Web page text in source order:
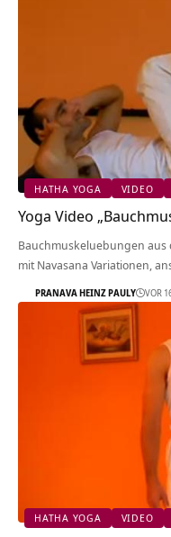
HATHA YOGA VIDEO
Yoga Video
Bauchmuskeluebungen aus
mit Navasana Variationen,
PRANAVA HEINZ PAULY VOR
HATHA YOGA VIDEO